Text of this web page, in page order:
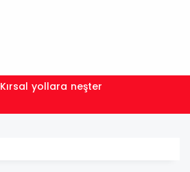
Kırsal yollara neşter